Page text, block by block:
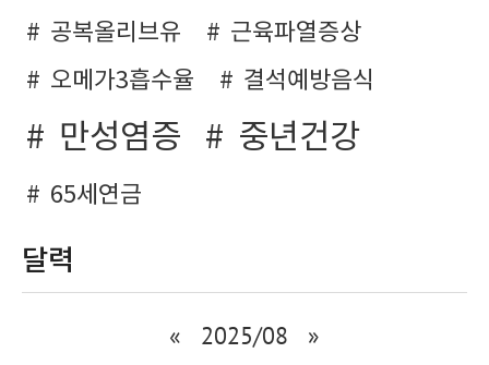
공복올리브유
근육파열증상
오메가3흡수율
결석예방음식
만성염증 중년건강
65세연금
달력
« 2025/08 »